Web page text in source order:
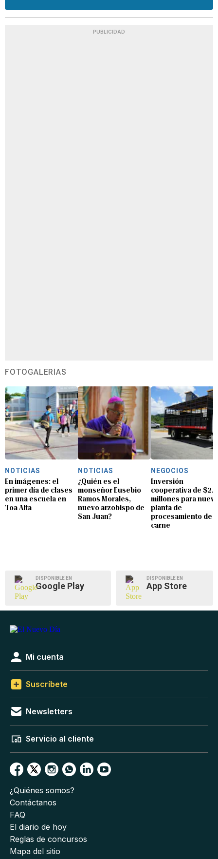
PUBLICIDAD
FOTOGALERÍAS
NOTICIAS
En imágenes: el
primer día de clases
en una escuela en
Toa Alta
NOTICIAS
¿Quién es el
monseñor Eusebio
Ramos Morales,
nuevo arzobispo de
San Juan?
NEGOCIOS
Inversión
cooperativa de $2.8
millones para nueva
planta de
procesamiento de
carne
DISPONIBLE EN
Google Play
DISPONIBLE EN
App Store
Mi cuenta
Suscríbete
Newsletters
Servicio al cliente
¿Quiénes somos?
Contáctanos
FAQ
El diario de hoy
Reglas de concursos
Mapa del sitio